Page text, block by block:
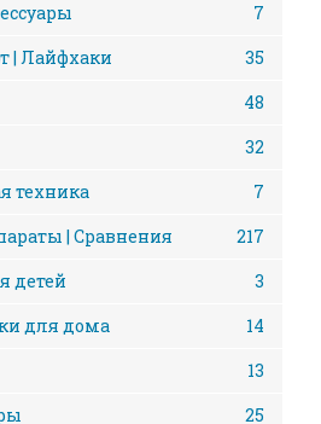
7
| Лайфхаки
35
48
32
техника
7
| Сравнения
217
детей
3
для дома
14
13
25